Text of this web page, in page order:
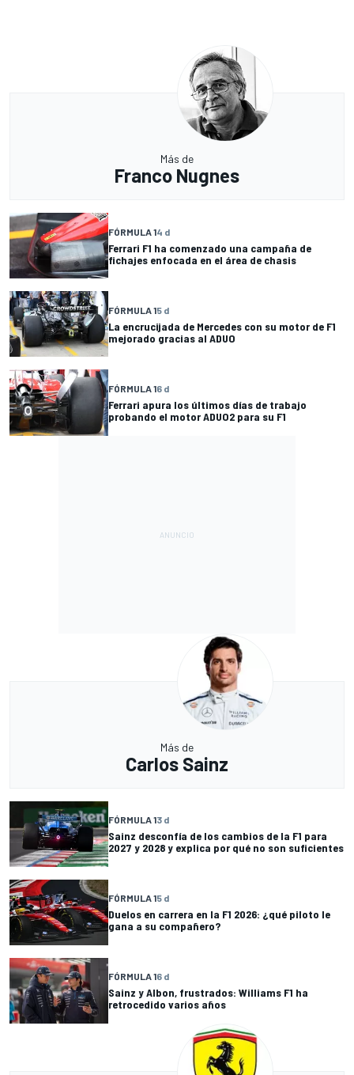
Más de
Franco Nugnes
FÓRMULA 14 d
Ferrari F1 ha comenzado una campaña de
fichajes enfocada en el área de chasis
FÓRMULA 15 d
La encrucijada de Mercedes con su motor de F1
mejorado gracias al ADUO
FÓRMULA 16 d
Ferrari apura los últimos días de trabajo
probando el motor ADUO2 para su F1
Más de
Carlos Sainz
FÓRMULA 13 d
Sainz desconfía de los cambios de la F1 para
2027 y 2028 y explica por qué no son suficientes
FÓRMULA 15 d
Duelos en carrera en la F1 2026: ¿qué piloto le
gana a su compañero?
FÓRMULA 16 d
Sainz y Albon, frustrados: Williams F1 ha
retrocedido varios años